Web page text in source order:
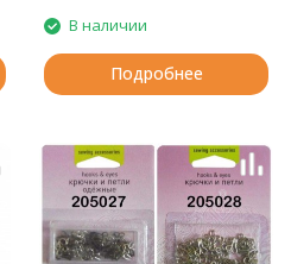
В наличии
Подробнее